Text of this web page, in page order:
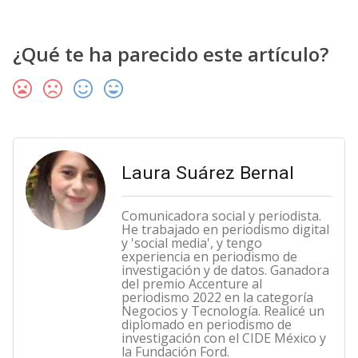
¿Qué te ha parecido este artículo?
Laura Suárez Bernal
Comunicadora social y periodista.
He trabajado en periodismo digital
y 'social media', y tengo
experiencia en periodismo de
investigación y de datos. Ganadora
del premio Accenture al
periodismo 2022 en la categoría
Negocios y Tecnología. Realicé un
diplomado en periodismo de
investigación con el CIDE México y
la Fundación Ford.